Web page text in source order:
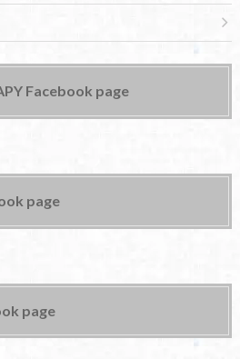
Facebook page
page
page